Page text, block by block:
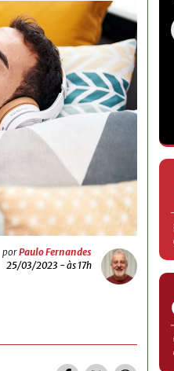
porPaulo Fernandes
25/03/2023 - às 17h